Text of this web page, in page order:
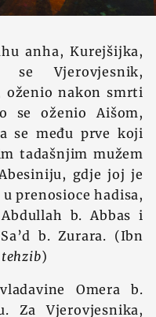
anha, Kurejšijka,
Vjerovjesnik,
oženio nakon smrti
se oženio Aišom,
se među prve koji
tadašnjim mužem
gdje joj je
prenosioce hadisa,
b. Abbas i
b. Zurara. (Ibn
)
Omera b.
Za Vjerovjesnika,